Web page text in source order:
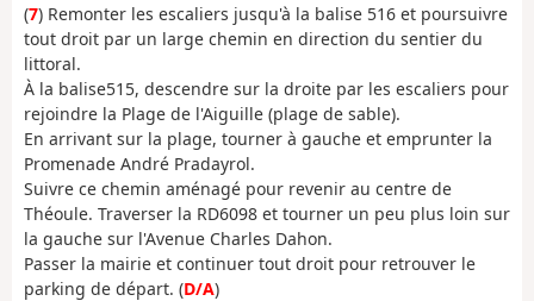
(7) Remonter les escaliers jusqu'à la balise 516 et poursuivre
tout droit par un large chemin en direction du sentier du
littoral.
À la balise515, descendre sur la droite par les escaliers pour
rejoindre la Plage de l'Aiguille (plage de sable).
En arrivant sur la plage, tourner à gauche et emprunter la
Promenade André Pradayrol.
Suivre ce chemin aménagé pour revenir au centre de
Théoule. Traverser la RD6098 et tourner un peu plus loin sur
la gauche sur l'Avenue Charles Dahon.
Passer la mairie et continuer tout droit pour retrouver le
parking de départ. (D/A)